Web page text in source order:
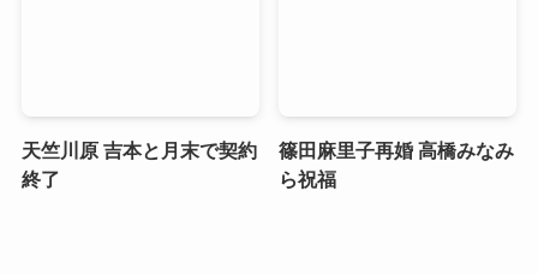
天竺川原 吉本と月末で契約
終了
篠田麻里子再婚 高橋みなみ
ら祝福